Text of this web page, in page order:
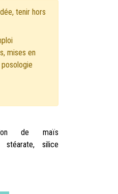
tenir hors
mises en
de maïs
stéarate, silice